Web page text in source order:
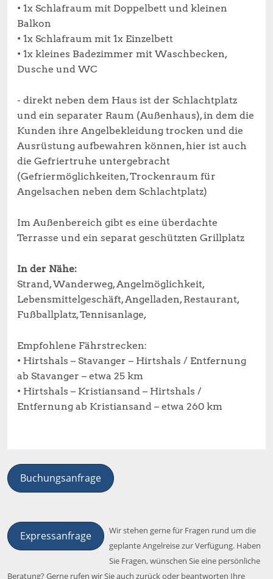
• 1x Schlafraum mit Doppelbett und kleinen
Balkon
• 1x Schlafraum mit 1x Einzelbett
• 1x kleines Badezimmer mit Waschbecken,
Dusche und WC
- direkt neben dem Haus ist der Schlachtplatz
und ein separater Raum (Außenhaus), in dem die
Kunden ihre Angelbekleidung trocken und die
Ausrüstung aufbewahren können, hier ist auch
die Gefriertruhe untergebracht
(Gefriermöglichkeiten, Trockenraum für
Angelsachen neben dem Schlachtplatz)
Im Außenbereich gibt es eine überdachte
Terrasse und ein separat geschützten Grillplatz
In der Nähe:
Strand, Wanderweg, Angelmöglichkeit,
Lebensmittelgeschäft, Angelladen, Restaurant,
Fußballplatz, Tennisanlage,
Empfohlene Fährstrecken:
• Hirtshals – Stavanger – Hirtshals / Entfernung
ab Stavanger – etwa 25 km
• Hirtshals – Kristiansand – Hirtshals /
Entfernung ab Kristiansand – etwa 260 km
Buchungsanfrage
Expressanfrage
Wir stehen gerne für Fragen rund um die
geplante Angelreise zur Verfügung. Haben
Sie Fragen, wünschen Sie eine persönliche
Beratung? Gerne rufen wir Sie auch zurück oder beantworten Ihre